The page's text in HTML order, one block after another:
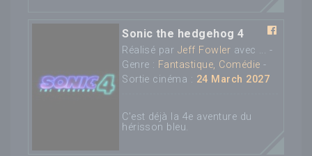
Sonic the hedgehog 4
Réalisé par Jeff Fowler avec ... -
Genre : Fantastique, Comédie -
Sortie cinéma : 24 March 2027
C'est déjà la 4e aventure du
hérisson bleu.